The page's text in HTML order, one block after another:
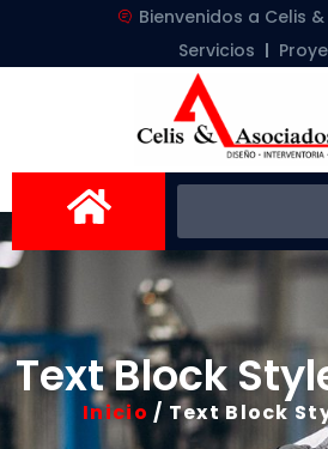
Bienvenidos a Celis
Servicios
Text Block
Inicio / Text Block